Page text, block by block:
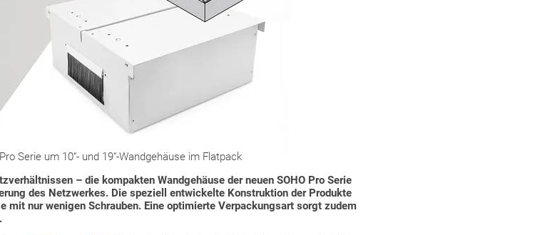
Serie um 10“- und 19“-Wandgehäuse im Flatpack
– die kompakten Wandgehäuse der neuen SOHO Pro Serie
des Netzwerkes. Die speziell entwickelte Konstruktion der Produkte
mit nur wenigen Schrauben. Eine optimierte Verpackungsart sorgt zudem